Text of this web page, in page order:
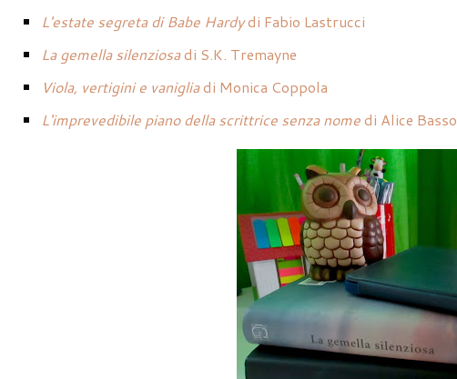
L'estate segreta di Babe Hardydi Fabio Lastrucci
La gemella silenziosadi S.K. Tremayne
Viola, vertigini e vanigliadi Monica Coppola
L'imprevedibile piano della scrittrice senza nomedi Alice Basso